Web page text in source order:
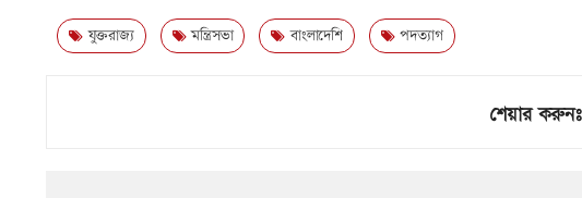
যুক্তরাজ্য মন্ত্রিসভা বাংলাদেশি পদত্যাগ
শেয়ার করুনঃ